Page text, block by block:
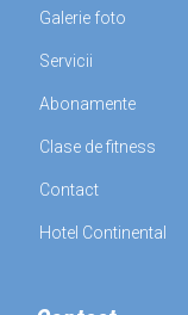
Galerie foto
Servicii
Abonamente
Clase de fitness
Contact
Hotel Continental